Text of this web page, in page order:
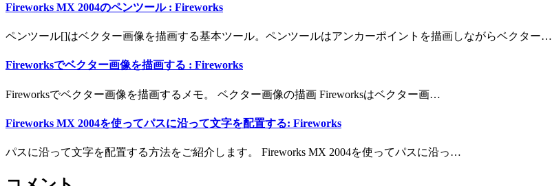
Fireworks MX 2004のペンツール : Fireworks
ペンツール[]はベクター画像を描画する基本ツール。ペンツールはアンカーポイントを描画しながらベクター…
Fireworksでベクター画像を描画する : Fireworks
Fireworksでベクター画像を描画するメモ。 ベクター画像の描画 Fireworksはベクター画…
Fireworks MX 2004を使ってパスに沿って文字を配置する: Fireworks
パスに沿って文字を配置する方法をご紹介します。 Fireworks MX 2004を使ってパスに沿っ…